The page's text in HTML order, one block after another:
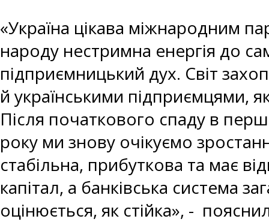
«Україна цікава міжнародним
народу нестримна енергія до
підприємницький дух. Світ
й українськими підприємцями,
Після початкового спаду в
року ми знову очікуємо
стабільна, прибуткова та має
капітал, а банківська система
оцінюється, як стійка», -